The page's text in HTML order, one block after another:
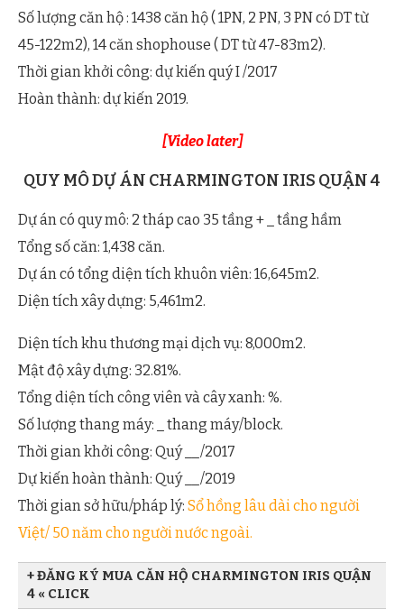
Số lượng căn hộ : 1438 căn hộ ( 1PN, 2 PN, 3 PN có DT từ
45-122m2), 14 căn shophouse ( DT từ 47-83m2).
Thời gian khởi công: dự kiến quý I /2017
Hoàn thành: dự kiến 2019.
[Video later]
QUY MÔ DỰ ÁN CHARMINGTON IRIS QUẬN 4
Dự án có quy mô: 2 tháp cao 35 tầng + _ tầng hầm
Tổng số căn: 1,438 căn.
Dự án có tổng diện tích khuôn viên: 16,645m2.
Diện tích xây dựng: 5,461m2.
Diện tích khu thương mại dịch vụ: 8,000m2.
Mật độ xây dựng: 32.81%.
Tổng diện tích công viên và cây xanh: %.
Số lượng thang máy: _ thang máy/block.
Thời gian khởi công: Quý __/2017
Dự kiến hoàn thành: Quý __/2019
Thời gian sở hữu/pháp lý: Sổ hồng lâu dài cho người
Việt/ 50 năm cho người nước ngoài.
+ ĐĂNG KÝ MUA CĂN HỘ CHARMINGTON IRIS QUẬN
4 « CLICK